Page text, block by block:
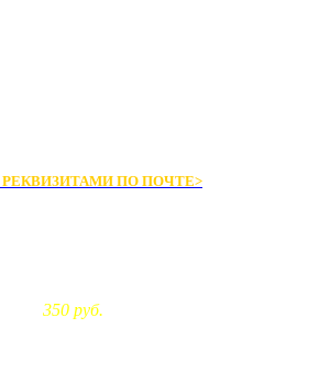
РЕКВИЗИТАМИ ПО ПОЧТЕ>
350 руб.